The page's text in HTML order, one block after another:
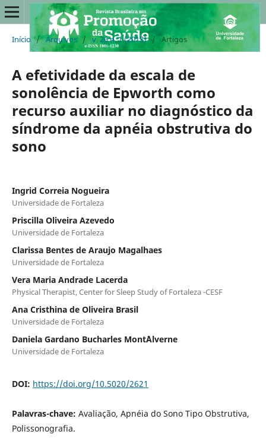
Início / Arquivos / v. 26 n. 1 (2013) / Artigos
A efetividade da escala de
sonolência de Epworth como
recurso auxiliar no diagnóstico da
síndrome da apnéia obstrutiva do
sono
Ingrid Correia Nogueira
Universidade de Fortaleza
Priscilla Oliveira Azevedo
Universidade de Fortaleza
Clarissa Bentes de Araujo Magalhaes
Universidade de Fortaleza
Vera Maria Andrade Lacerda
Physical Therapist, Center for Sleep Study of Fortaleza -CESF
Ana Cristhina de Oliveira Brasil
Universidade de Fortaleza
Daniela Gardano Bucharles Mont´Alverne
Universidade de Fortaleza
DOI: https://doi.org/10.5020/2621
Palavras-chave: Avaliação, Apnéia do Sono Tipo Obstrutiva,
Polissonografia.